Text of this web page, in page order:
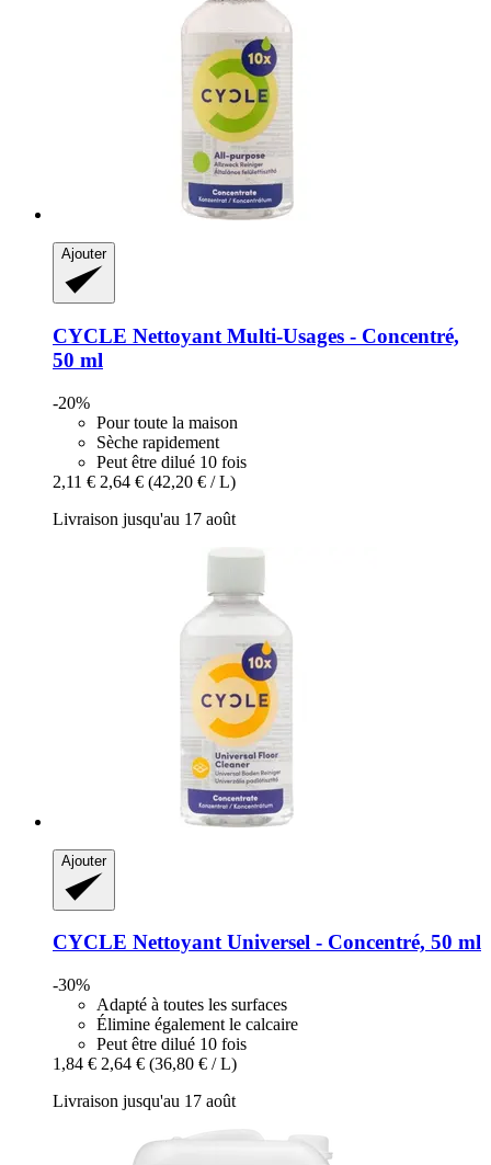
Ajouter
CYCLE Nettoyant Multi-​Usages -​ Concentré,
50 ml
-20%
Pour toute la maison
Sèche rapidement
Peut être dilué 10 fois
2,11 € 2,64 € (42,20 € / L)
Livraison jusqu'au 17 août
Ajouter
CYCLE Nettoyant Universel -​ Concentré, 50 ml
-30%
Adapté à toutes les surfaces
Élimine également le calcaire
Peut être dilué 10 fois
1,84 € 2,64 € (36,80 € / L)
Livraison jusqu'au 17 août